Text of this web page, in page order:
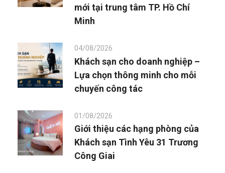
mới tại trung tâm TP. Hồ Chí
Minh
04/08/2026
Khách sạn cho doanh nghiệp –
Lựa chọn thông minh cho mỗi
chuyến công tác
01/08/2026
Giới thiệu các hạng phòng của
Khách sạn Tình Yêu 31 Trương
Công Giai